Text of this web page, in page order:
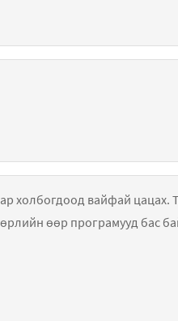
холбогдоод вайфай цацах.
өөр програмууд бас